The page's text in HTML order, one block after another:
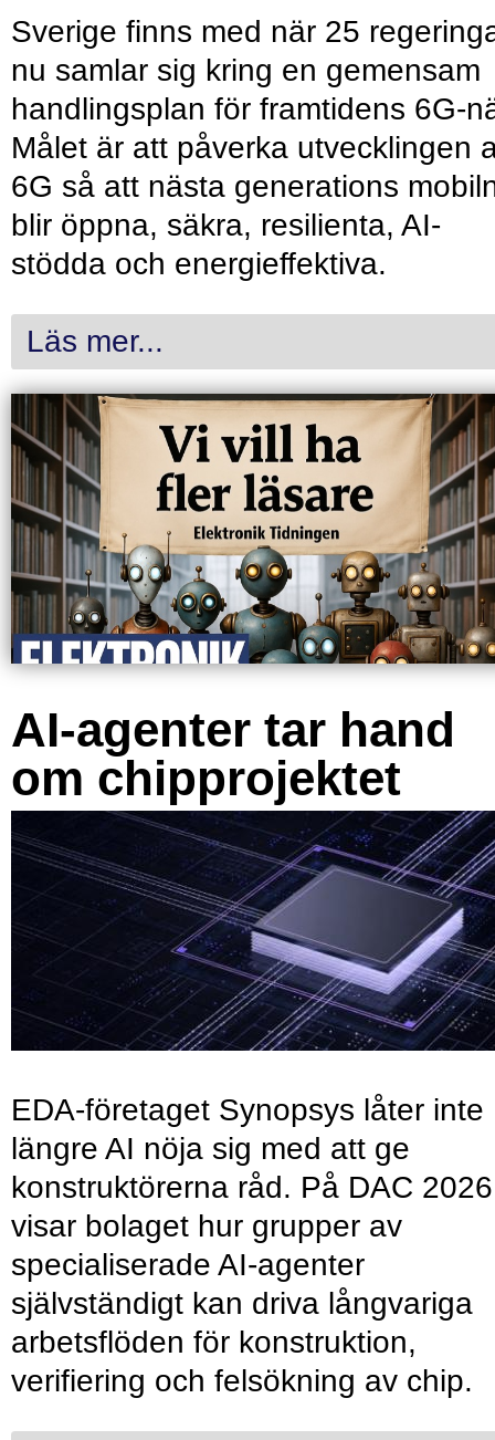
Sverige finns med när 25
nu samlar sig kring en gemensam
handlingsplan för framtidens 6G-
Målet är att påverka utvecklingen
6G så att nästa generations
blir öppna, säkra, resilienta, AI-
stödda och energieffektiva.
Läs mer...
AI-agenter tar hand
om chipprojektet
EDA-företaget Synopsys låter inte
längre AI nöja sig med att ge
konstruktörerna råd. På DAC 2026
visar bolaget hur grupper av
specialiserade AI-agenter
självständigt kan driva långvariga
arbetsflöden för konstruktion,
verifiering och felsökning av chip.